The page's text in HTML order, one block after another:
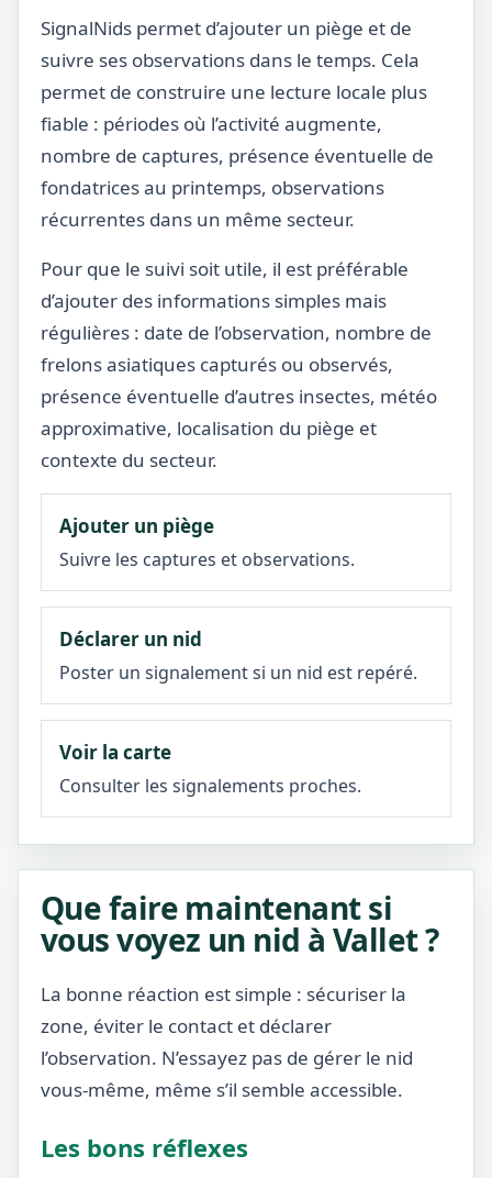
SignalNids permet d’ajouter un piège et de
suivre ses observations dans le temps. Cela
permet de construire une lecture locale plus
fiable : périodes où l’activité augmente,
nombre de captures, présence éventuelle de
fondatrices au printemps, observations
récurrentes dans un même secteur.
Pour que le suivi soit utile, il est préférable
d’ajouter des informations simples mais
régulières : date de l’observation, nombre de
frelons asiatiques capturés ou observés,
présence éventuelle d’autres insectes, météo
approximative, localisation du piège et
contexte du secteur.
Ajouter un piège
Suivre les captures et observations.
Déclarer un nid
Poster un signalement si un nid est repéré.
Voir la carte
Consulter les signalements proches.
Que faire maintenant si
vous voyez un nid à Vallet ?
La bonne réaction est simple : sécuriser la
zone, éviter le contact et déclarer
l’observation. N’essayez pas de gérer le nid
vous-même, même s’il semble accessible.
Les bons réflexes